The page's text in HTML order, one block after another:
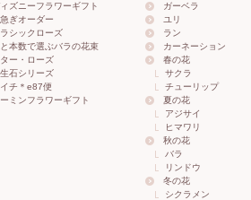
ズニーフラワーギフト
ぎオーダー
シックローズ
本数で選ぶバラの花束
ー・ローズ
石シリーズ
イチ＊e87便
ーミンフラワーギフト
ガーベラ
ユリ
ラン
カーネーション
春の花
サクラ
チューリップ
夏の花
アジサイ
ヒマワリ
秋の花
バラ
リンドウ
冬の花
シクラメン